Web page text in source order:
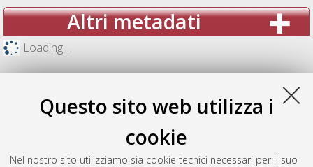
Questo sito web utilizza i
cookie
Nel nostro sito utilizziamo sia cookie tecnici necessari per il suo
Altri metadati
Loading...